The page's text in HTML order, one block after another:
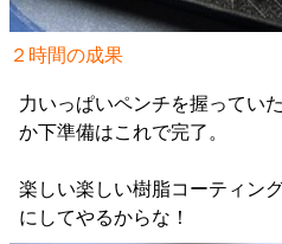
２時間の成果
力いっぱいペンチを握ってい
か下準備はこれで完了。
楽しい楽しい樹脂コーティン
にしてやるからな！